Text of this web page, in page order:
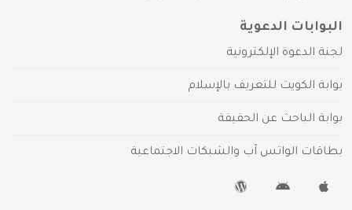
البوابات الدعوية
لجنة الدعوة الإلكترونية
بوابة الكويت للتعريف بالإسلام
بوابة الباحث عن الحقيقة
بطاقات الواتس آب والشبكات الاجتماعية